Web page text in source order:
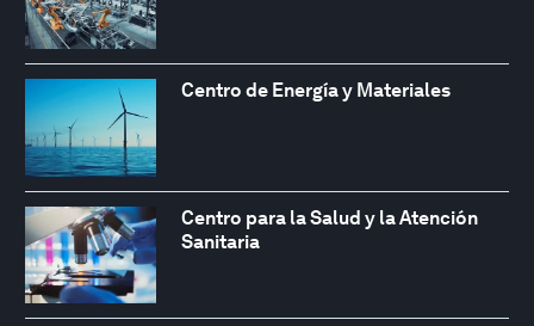
Centro de Energía y Materiales
Centro para la Salud y la Atención
Sanitaria